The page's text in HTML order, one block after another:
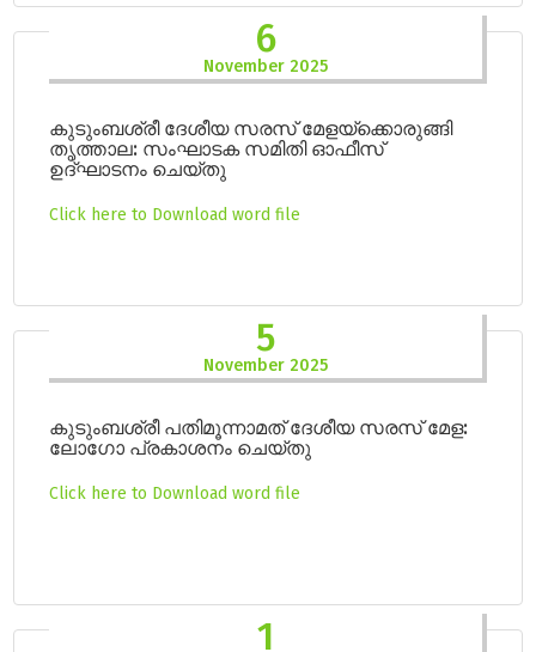
6
November 2025
കുടുംബശ്രീ ദേശീയ സരസ് മേളയ്ക്കൊരുങ്ങി
തൃത്താല: സംഘാടക സമിതി ഓഫീസ്
ഉദ്ഘാടനം ചെയ്തു
Click here to Download word file
5
November 2025
കുടുംബശ്രീ പതിമൂന്നാമത് ദേശീയ സരസ് മേള:
ലോഗോ പ്രകാശനം ചെയ്തു
Click here to Download word file
1